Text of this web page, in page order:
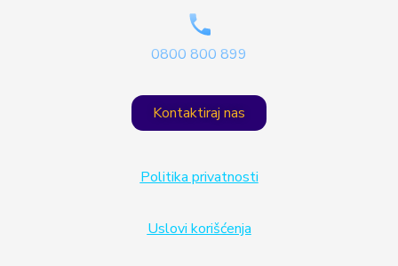
0800 800 899
Kontaktiraj nas
Politika privatnosti
Uslovi korišćenja